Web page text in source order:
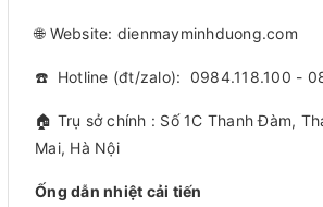
🌐 Website: dienmayminhduong.com
☎️ Hotline (đt/zalo): 0984.118.100 -
🏠 Trụ sở chính : Số 1C Thanh Đàm,
Mai, Hà Nội
Ống dẫn nhiệt cải tiến